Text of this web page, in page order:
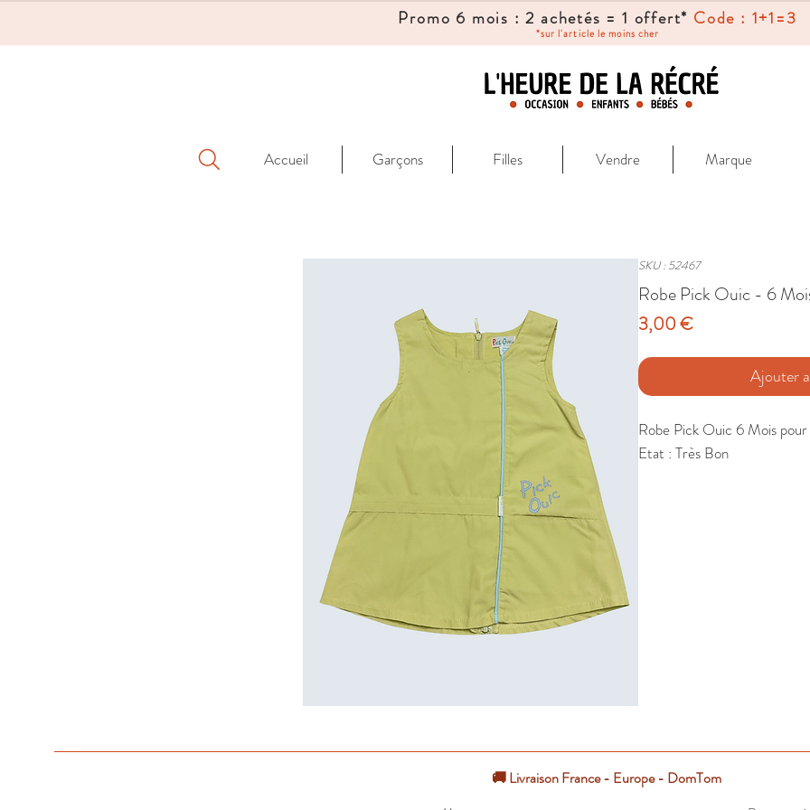
Promo 6 mois : 2 achetés = 1 offert* Code : 1+1=3
*sur l'article le moins cher
Accueil Garçons Filles Vendre Marque
SKU : 52467
Robe Pick Ouic - 6
3,00 €Prix
Ajouter
Robe Pick Ouic 6 Mois
Etat : Très Bon
🚚 Livraison France - Europe - DomTom